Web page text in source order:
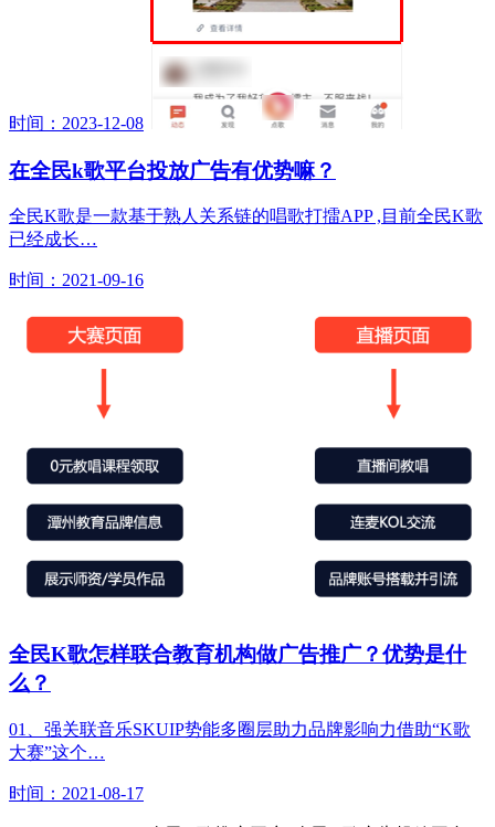
时间：2023-12-08
在全民k歌平台投放广告有优势嘛？
全民K歌是一款基于熟人关系链的唱歌打擂APP ,目前全民K歌
已经成长…
时间：2021-09-16
全民K歌怎样联合教育机构做广告推广？优势是什
么？
01、强关联音乐SKUIP势能多圈层助力品牌影响力借助“K歌
大赛”这个…
时间：2021-08-17